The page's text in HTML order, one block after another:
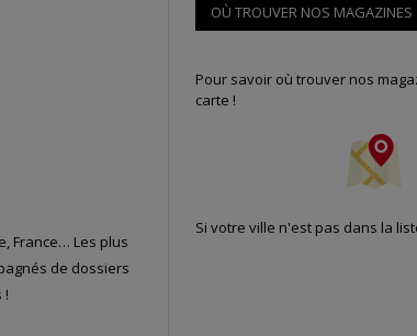
France… Les plus
de dossiers
!
OÙ TROUVER NOS MAGAZINES
Pour savoir où trouver nos
carte !
Si votre ville n'est pas dans la